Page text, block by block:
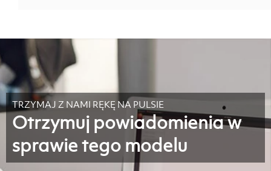
TRZYMAJ Z NAMI RĘKĘ NA PULSIE
Otrzymuj powiadomienia w
sprawie tego modelu